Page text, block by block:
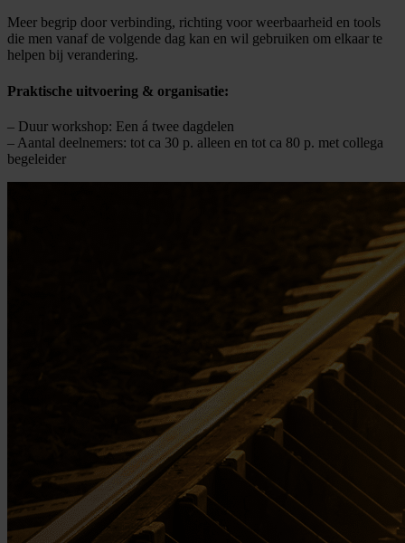
Meer begrip door verbinding, richting voor weerbaarheid en tools
die men vanaf de volgende dag kan en wil gebruiken om elkaar te
helpen bij verandering.
Praktische uitvoering & organisatie:
– Duur workshop: Een á twee dagdelen
– Aantal deelnemers: tot ca 30 p. alleen en tot ca 80 p. met collega
begeleider